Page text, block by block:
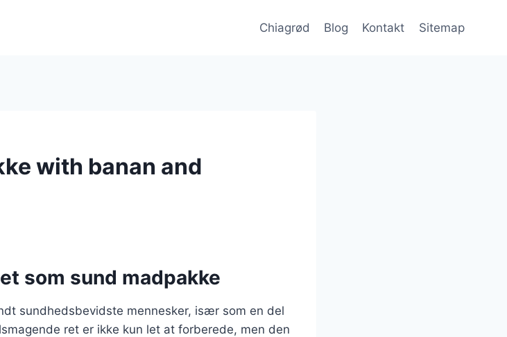
Chiagrød Blog Kontakt Sitemap
with banan and
som sund madpakke
sundhedsbevidste mennesker, især som en del
ret er ikke kun let at forberede, men den